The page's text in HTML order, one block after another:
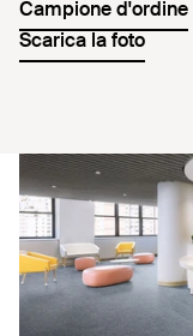
Campione d'ordine
Scarica la foto